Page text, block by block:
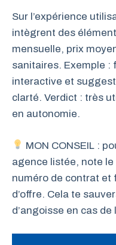
Sur l’expérience
intègrent des
mensuelle, prix
sanitaires. Exemple :
interactive et
clarté. Verdict : très
en autonomie.
MON CONSEIL :
agence listée, note le
numéro de contrat et
d’offre. Cela te
d’angoisse en cas de